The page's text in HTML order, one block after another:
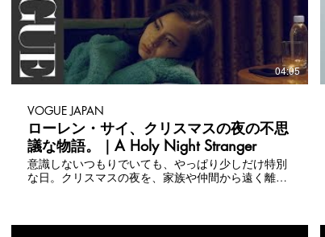
04:05
VOGUE JAPAN
ローレン・サイ、クリスマスの夜の不思
議な物語。｜A Holy Night Stranger
意識しないつもりでいても、やっぱり少しだけ特別
な日。クリスマスの夜を、家族や仲間から遠く離れ